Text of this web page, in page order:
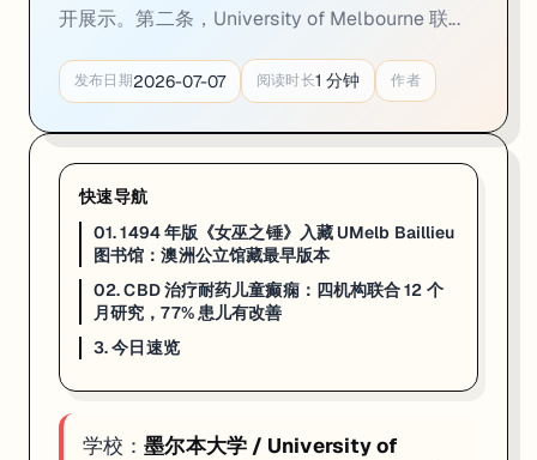
首席研究员 Dr Daniel Perkins（University of Melbourne）表示，这
来源：UMelb Newsroom · 2026-07
3. 今日速览
：澳洲公立馆最早版本；
02 · CBD 儿童癫痫多中心研究
：103 名患儿 / 12 个月 / 77%
如果你在看 UMELB 的申请、奖学金或研究机会，这篇可以直接当作今
开展示。第二条，University of Melbourne 联...
发布日期2026-07-07 阅读时长1 分钟 作者
快速导航
01. 1494 年版《女巫之锤》入藏 UMelb Baillieu
图书馆：澳洲公立馆藏最早版本
02. CBD 治疗耐药儿童癫痫：四机构联合 12 个
月研究，77% 患儿有改善
3. 今日速览
学校：墨尔本大学 / University of